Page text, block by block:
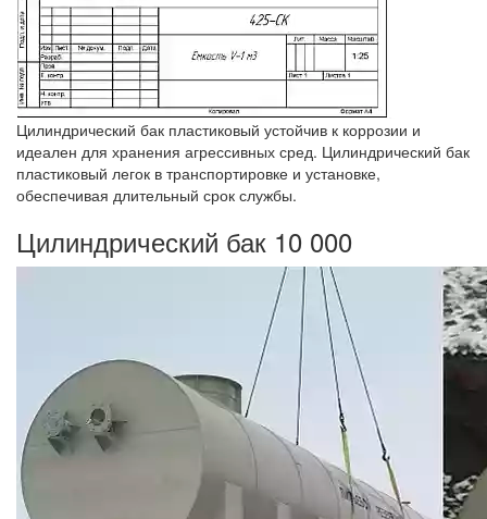
Цилиндрический бак пластиковый устойчив к коррозии и
идеален для хранения агрессивных сред. Цилиндрический бак
пластиковый легок в транспортировке и установке,
обеспечивая длительный срок службы.
Цилиндрический бак 10 000